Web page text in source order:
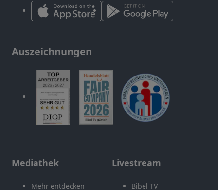
Auszeichnungen
Mediathek
Mehr entdecken
Livestream
Bibel TV